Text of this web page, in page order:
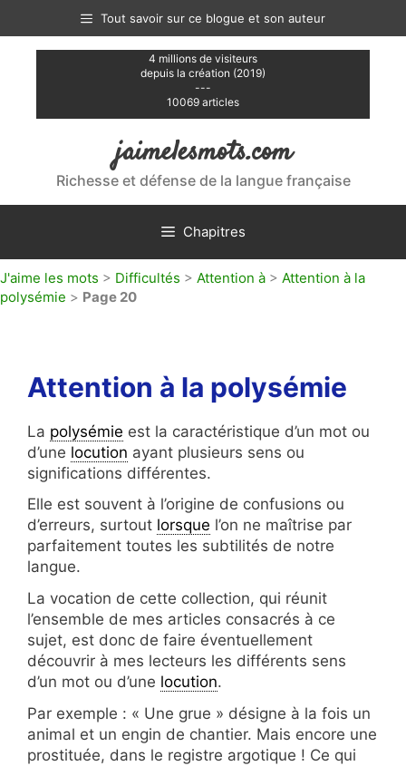
contenu
Tout savoir sur ce blogue et son auteur
4 millions de visiteurs
depuis la création (2019)
---
10069 articles
jaimelesmots.com
Richesse et défense de la langue française
Chapitres
J'aime les mots > Difficultés > Attention à > Attention à la
polysémie > Page 20
Attention à la polysémie
La polysémie est la caractéristique d’un mot ou
d’une locution ayant plusieurs sens ou
significations différentes.
Elle est souvent à l’origine de confusions ou
d’erreurs, surtout lorsque l’on ne maîtrise par
parfaitement toutes les subtilités de notre
langue.
La vocation de cette collection, qui réunit
l’ensemble de mes articles consacrés à ce
sujet, est donc de faire éventuellement
découvrir à mes lecteurs les différents sens
d’un mot ou d’une locution.
Par exemple : « Une grue » désigne à la fois un
animal et un engin de chantier. Mais encore une
prostituée, dans le registre argotique ! Ce qui